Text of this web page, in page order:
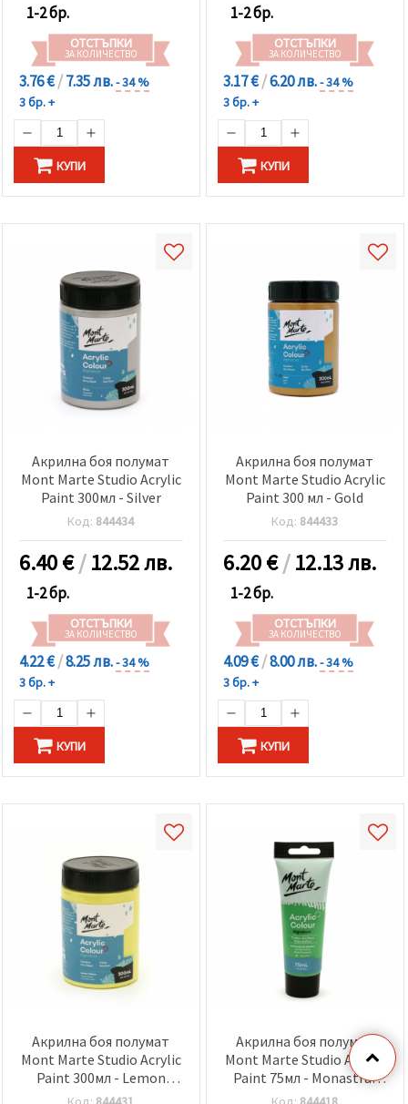
1-2 бр.
ОТСТЪПКИ
ЗА КОЛИЧЕСТВО
3.76 €/7.35 лв.- 34 %
3 бр. +
КУПИ
1-2 бр.
ОТСТЪПКИ
ЗА КОЛИЧЕСТВО
3.17 €/6.20 лв.- 34 %
3 бр. +
КУПИ
Акрилна боя полумат
Mont Marte Studio Acrylic
Paint 300мл - Silver
Код: 844434
6.40€/12.52 лв.
1-2 бр.
ОТСТЪПКИ
ЗА КОЛИЧЕСТВО
4.22 €/8.25 лв.- 34 %
3 бр. +
КУПИ
Акрилна боя полумат
Mont Marte Studio Acrylic
Paint 300 мл - Gold
Код: 844433
6.20€/12.13 лв.
1-2 бр.
ОТСТЪПКИ
ЗА КОЛИЧЕСТВО
4.09 €/8.00 лв.- 34 %
3 бр. +
КУПИ
Акрилна боя полумат
Mont Marte Studio Acrylic
Paint 300мл - Lemon
Yellow
Акрилна боя полумат
Mont Marte Studio Acrylic
Paint 75мл - Monastral
Green